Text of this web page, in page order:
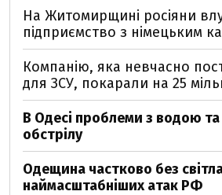
На Житомирщині росіяни
підприємство з німецьким
Компанію, яка невчасно
для ЗСУ, покарали на 25
В Одесі проблеми з водою та
обстрілу
Одещина частково без світла
наймасштабніших атак РФ